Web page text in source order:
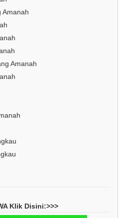
Amanah
Amanah
Klik Disini:>>>